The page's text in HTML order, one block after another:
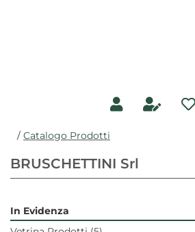
/ Catalogo Prodotti
BRUSCHETTINI Srl
In Evidenza